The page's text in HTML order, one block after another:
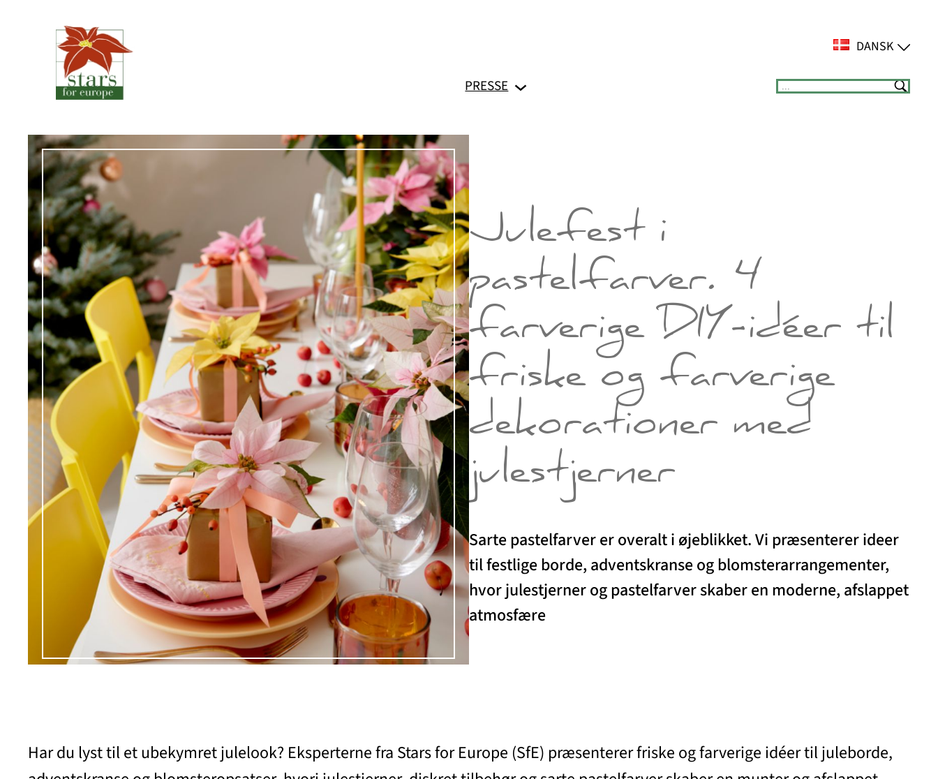
DANSK
PRESSE Suchen
Julefest i
pastelfarver. 4
farverige DIY-idéer til
friske og farverige
dekorationer med
julestjerner
Sarte pastelfarver er overalt i øjeblikket. Vi præsenterer ideer
til festlige borde, adventskranse og blomsterarrangementer,
hvor julestjerner og pastelfarver skaber en moderne, afslappet
atmosfære
Har du lyst til et ubekymret julelook? Eksperterne fra Stars for Europe (SfE) præsenterer friske og farverige idéer til juleborde,